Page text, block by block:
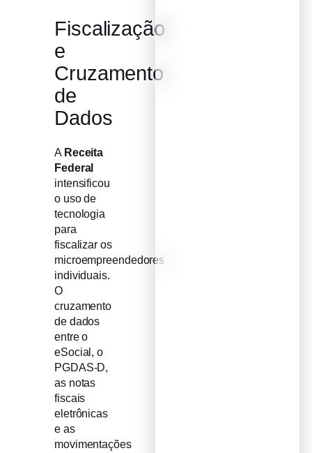
Fiscalização
e
Cruzamento
de
Dados
A Receita
Federal
intensificou
o uso de
tecnologia
para
fiscalizar os
microempreendedores
individuais.
O
cruzamento
de dados
entre o
eSocial, o
PGDAS-D,
as notas
fiscais
eletrônicas
e as
movimentações